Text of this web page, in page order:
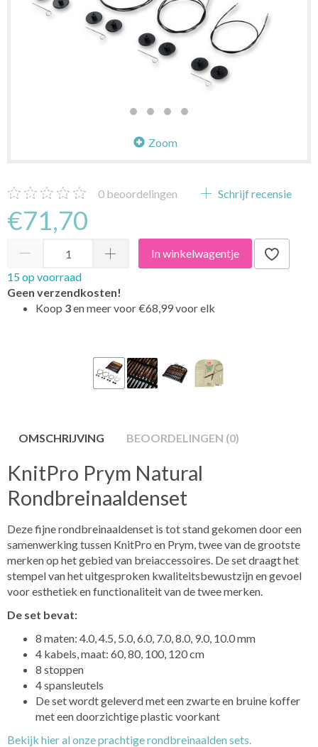
Zoom
0 beoordelingen Schrijf recensie
€71,70
In winkelwagentje
15 op voorraad
Geen verzendkosten!
Koop 3en meer voor€68,99voor elk
OMSCHRIJVING BEOORDELINGEN (0)
KnitPro Prym Natural
Rondbreinaaldenset
Deze fijne rondbreinaaldenset is tot stand gekomen door een
samenwerking tussen KnitPro en Prym, twee van de grootste
merken op het gebied van breiaccessoires. De set draagt het
stempel van het uitgesproken kwaliteitsbewustzijn en gevoel
voor esthetiek en functionaliteit van de twee merken.
De set bevat:
8 maten: 4.0, 4.5, 5.0, 6.0, 7.0, 8.0, 9.0, 10.0 mm
4 kabels, maat: 60, 80, 100, 120 cm
8 stoppen
4 spansleutels
De set wordt geleverd met een zwarte en bruine koffer
met een doorzichtige plastic voorkant
Bekijk hier al onze prachtige rondbreinaalden sets.